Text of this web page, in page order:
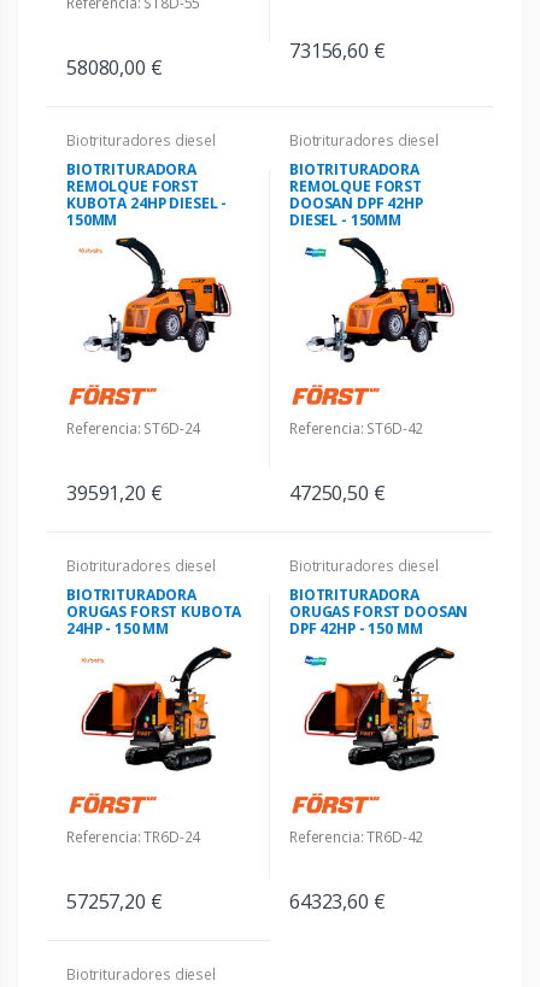
58080,00 €
73156,60 €
Biotrituradores diesel
BIOTRITURADORA
REMOLQUE FORST
KUBOTA 24HP DIESEL -
150MM
Referencia: ST6D-24
39591,20 €
Biotrituradores diesel
BIOTRITURADORA
REMOLQUE FORST
DOOSAN DPF 42HP
DIESEL - 150MM
Referencia: ST6D-42
47250,50 €
Biotrituradores diesel
BIOTRITURADORA
ORUGAS FORST KUBOTA
24HP - 150 MM
Referencia: TR6D-24
57257,20 €
Biotrituradores diesel
BIOTRITURADORA
ORUGAS FORST DOOSAN
DPF 42HP - 150 MM
Referencia: TR6D-42
64323,60 €
Biotrituradores diesel